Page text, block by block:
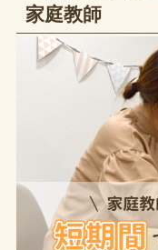
家庭教師